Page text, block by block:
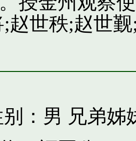
赵世秩;赵世
：男 兄弟姊